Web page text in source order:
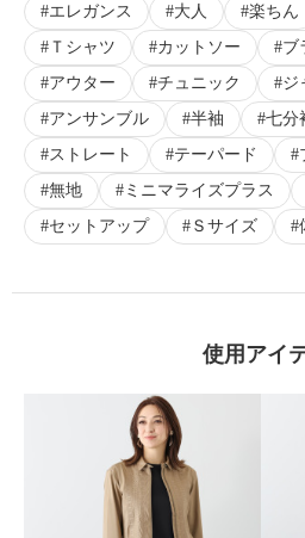
エレガンス
大人 楽ちん
Ｔシャツ
カットソー ブ
アウター
チュニック
ジ
アンサンブル
半袖 七分
ストレート
テーパード
無地
ミニマライズプラス
セットアップ
Ｓサイズ
使用アイ